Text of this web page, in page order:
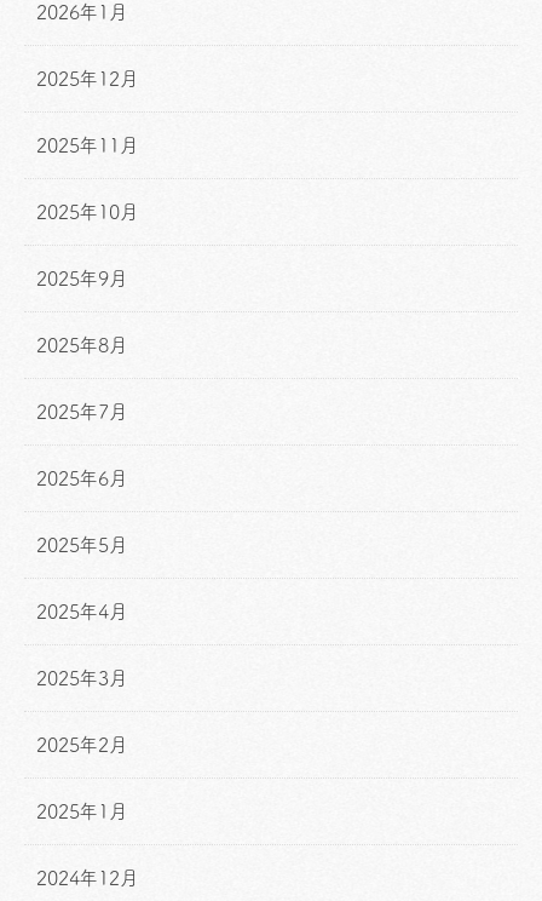
2026年1月
2025年12月
2025年11月
2025年10月
2025年9月
2025年8月
2025年7月
2025年6月
2025年5月
2025年4月
2025年3月
2025年2月
2025年1月
2024年12月